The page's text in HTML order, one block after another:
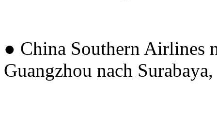
● China Southern Airlines
Guangzhou nach